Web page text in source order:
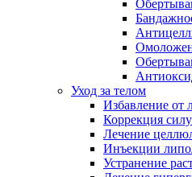
Уход за телом
Избавление от
Коррекция
Лечение
Инъекции
Устранение